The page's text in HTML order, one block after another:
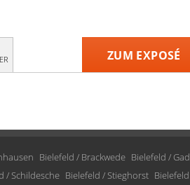
ZUM EXPOSÉ
Bielefeld / Brackwede Bielefeld /
/ Schildesche Bielefeld / Stieghorst